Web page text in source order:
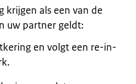
als een van de
uw partner geldt:
en volgt een re-in­